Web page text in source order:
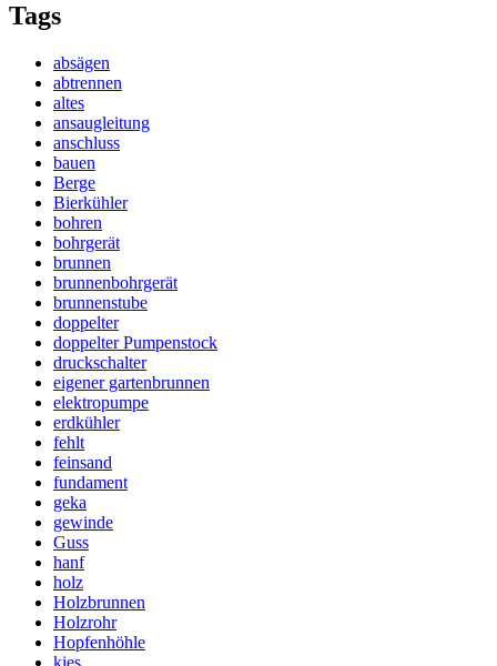
Tags
absägen
abtrennen
altes
ansaugleitung
anschluss
bauen
Berge
Bierkühler
bohren
bohrgerät
brunnen
brunnenbohrgerät
brunnenstube
doppelter
doppelter Pumpenstock
druckschalter
eigener gartenbrunnen
elektropumpe
erdkühler
fehlt
feinsand
fundament
geka
gewinde
Guss
hanf
holz
Holzbrunnen
Holzrohr
Hopfenhöhle